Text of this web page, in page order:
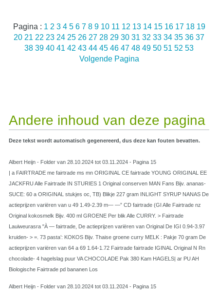
Pagina : 1 2 3 4 5 6 7 8 9 10 11 12 13 14 15 16 17 18 19
20 21 22 23 24 25 26 27 28 29 30 31 32 33 34 35 36 37
38 39 40 41 42 43 44 45 46 47 48 49 50 51 52 53
Volgende Pagina
Andere inhoud van deze pagina
Deze tekst wordt automatisch gegenereerd, dus deze kan fouten bevatten.
Albert Heijn - Folder van 28.10.2024 tot 03.11.2024 - Pagina 15
| a FAIRTRADE me fairtrade ms mn ORIGINAL CE fairtrade YOUNG ORIGINAL EE
JACKFRU Alle Fairtrade IN STURIES 1 Original conserven MAN Fans Bijv. ananas-
SUCE: 60 a ORIGINAL stukjes oc, TB) Blikje 227 gram INLIGHT SYRUP NANAS De
actieprijzen variëren van u 49 1.49-2.39 m— —” CD fairtrade (GI Alle Fairtrade nz
Original kokosmelk Bijv. 400 ml GROENE Per blik Alle CURRY. > Fairtrade
Lauiweurasra "À — fairtrade, De actieprijzen variëren van Original De IGI 0.94-3.97
kruiden- > =. 73 pasta’: KOKOS Bijv. Thaise groene curry MELK : Pakje 70 gram De
actieprijzen variëren van 64 a 69 1.64-1.72 Fairtrade fairtrade IGINAL Original N Rn
chocolade- 4 hagelslag puur VA CHOCOLADE Pak 380 Kam HAGELS| ar PU AH
Biologische Fairtrade pd bananen Los
Albert Heijn - Folder van 28.10.2024 tot 03.11.2024 - Pagina 15